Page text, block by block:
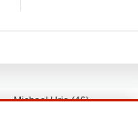
Michael Urie (46)